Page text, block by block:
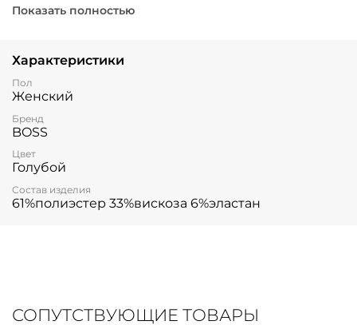
Показать полностью
Характеристики
Пол
Женский
Бренд
BOSS
Цвет
Голубой
Состав изделия
61%полиэстер 33%вискоза 6%эластан
СОПУТСТВУЮЩИЕ ТОВАРЫ